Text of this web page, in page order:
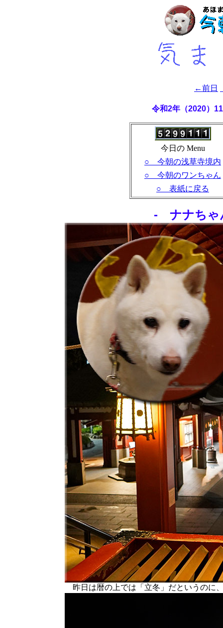
←前日
令和2年（2020）
今日の Menu
○ 今朝の浅草寺境内
○ 今朝のワンちゃん
○ 表紙に戻る
- ナナちゃ
昨日は暦の上では「立冬」だというのに